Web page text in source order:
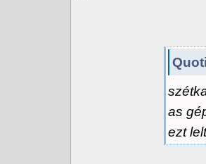
as
ezt